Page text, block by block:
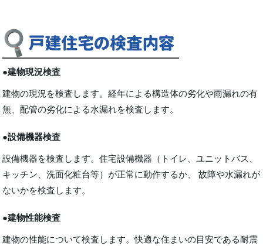
●建物現況検査
建物の現況を検査します。経年による構造体の劣化や雨漏れの有
無、配管の劣化による水漏れを検査します。
●設備機器検査
設備機器を検査します。住宅設備機器（トイレ、ユニットバス、
キッチン、洗面化粧台等）が正常に動作するか、 故障や水漏れが
ないかを検査します。
●建物性能検査
建物の性能について検査します。快適な住まいの目安である耐震